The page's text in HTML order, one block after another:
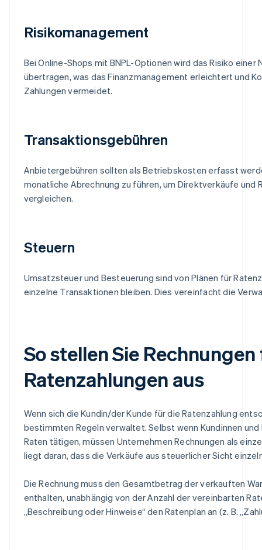
Risikomanagement
Bei Online-Shops mit BNPL-Optionen wird das Risiko
übertragen, was das Finanzmanagement erleichtert und
Zahlungen vermeidet.
Transaktionsgebühren
Anbietergebühren sollten als Betriebskosten erfasst
monatliche Abrechnung zu führen, um Direktverkäufe und
vergleichen.
Steuern
Umsatzsteuer und Besteuerung sind von Plänen für
einzelne Transaktionen bleiben. Dies vereinfacht die
So stellen Sie
Ratenzahlungen aus
Wenn sich die Kundin/der Kunde für die Ratenzahlung
bestimmten Regeln verwaltet. Selbst wenn Kundinnen und
Raten tätigen, müssen Unternehmen Rechnungen als
liegt daran, dass die Verkäufe aus steuerlicher Sicht
Die Rechnung muss den Gesamtbetrag der verkauften
enthalten, unabhängig von der Anzahl der vereinbarten
„Beschreibung oder Hinweise“ den Ratenplan an (z. B.